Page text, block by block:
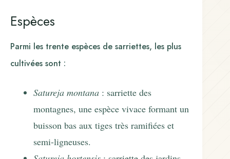
Espèces
Parmi les trente espèces de sarriettes, les plus
cultivées sont :
Satureja montana : sarriette des
montagnes, une espèce vivace formant un
buisson bas aux tiges très ramifiées et
semi-ligneuses.